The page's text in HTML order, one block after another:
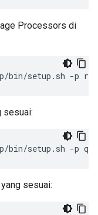
Processors di
bin/setup.sh -p
sesuai:
bin/setup.sh -p
sesuai: